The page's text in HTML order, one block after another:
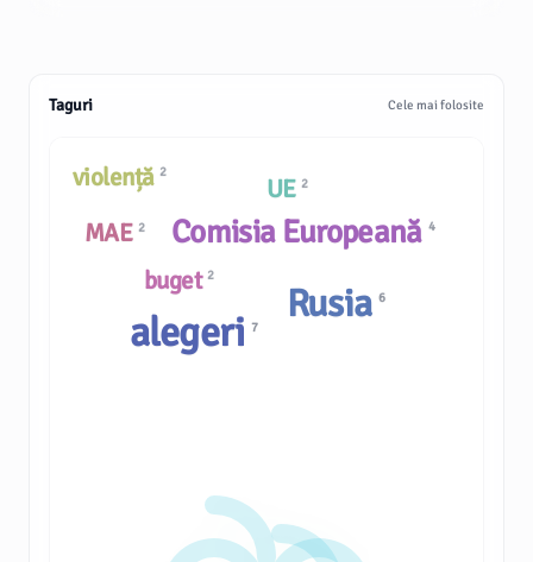
Taguri Cele mai folosite
buget 2
violență 2
Comisia Europeană 4
Rusia6
alegeri7
MAE 2
UE 2